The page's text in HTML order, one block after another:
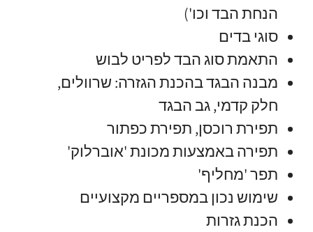
הנחת הבד וכו')
סוגי בדים
התאמת סוג הבד לפריט לבוש
מבנה הבגד בהכנת הגזרה: שרוולים,
חלק קדמי, גב הבגד
תפירת רוכסן, תפירת כפתור
תפירה באמצעות מכונת 'אוברלוק'
תפר 'מחליף'
שימוש נכון במספריים מקצועיים
הכנת גזרות